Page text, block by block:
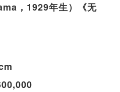
，1929年生）《无